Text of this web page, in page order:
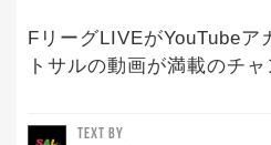
FリーグLIVEがYouTubeア
トサルの動画が満載のチャ
TEXT BY